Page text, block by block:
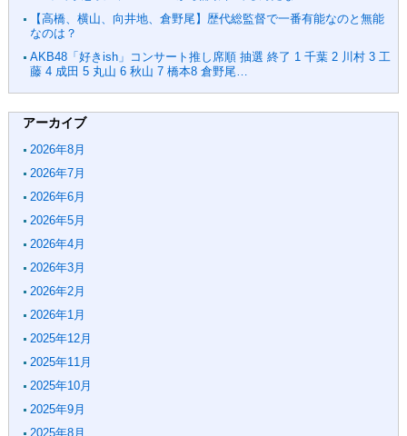
【高橋、横山、向井地、倉野尾】歴代総監督で一番有能なのと無能
なのは？
AKB48「好きish」コンサート推し席順 抽選 終了 1 千葉 2 川村 3 工
藤 4 成田 5 丸山 6 秋山 7 橋本8 倉野尾…
アーカイブ
2026年8月
2026年7月
2026年6月
2026年5月
2026年4月
2026年3月
2026年2月
2026年1月
2025年12月
2025年11月
2025年10月
2025年9月
2025年8月